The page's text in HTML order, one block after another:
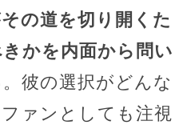
の道を切り開くた
かを内面から問い
。彼の選択がどんな
ァンとしても注視